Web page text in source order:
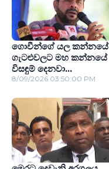
ගොවීන්ගේ යල කන්නයේ
ගැටළුවලට මහ කන්නයේ
විසඳුම් දෙනවා...
8/09/2026 03:50:00 PM